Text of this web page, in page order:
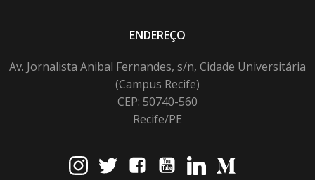
ENDEREÇO
Av. Jornalista Anibal Fernandes, s/n, Cidade Universitária
(Campus Recife)
CEP: 50740-560
Recife/PE